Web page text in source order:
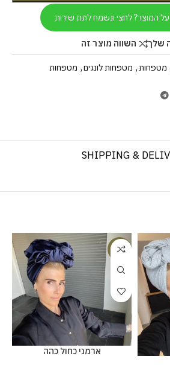
המוצר? לחצי ונשמח לתת שירות
שלך השווה מוצר זה
מטפחות, מטפחות לונגים, מטפחות
SHIPPING &
-20%
ארמני כחול כהה